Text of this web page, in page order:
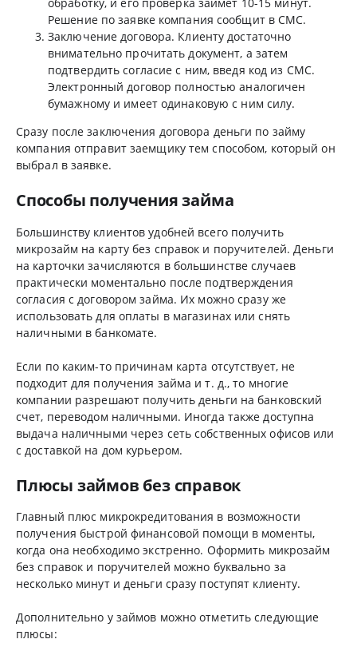
Решение по заявке компания сообщит в СМС.
Заключение договора. Клиенту достаточно
внимательно прочитать документ, а затем
подтвердить согласие с ним, введя код из СМС.
Электронный договор полностью аналогичен
бумажному и имеет одинаковую с ним силу.
Сразу после заключения договора деньги по займу
компания отправит заемщику тем способом, который он
выбрал в заявке.
Способы получения займа
Большинству клиентов удобней всего получить
микрозайм на карту без справок и поручителей. Деньги
на карточки зачисляются в большинстве случаев
практически моментально после подтверждения
согласия с договором займа. Их можно сразу же
использовать для оплаты в магазинах или снять
наличными в банкомате.
Если по каким-то причинам карта отсутствует, не
подходит для получения займа и т. д., то многие
компании разрешают получить деньги на банковский
счет, переводом наличными. Иногда также доступна
выдача наличными через сеть собственных офисов или
с доставкой на дом курьером.
Плюсы займов без справок
Главный плюс микрокредитования в возможности
получения быстрой финансовой помощи в моменты,
когда она необходимо экстренно. Оформить микрозайм
без справок и поручителей можно буквально за
несколько минут и деньги сразу поступят клиенту.
Дополнительно у займов можно отметить следующие
плюсы: